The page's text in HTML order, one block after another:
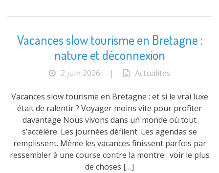
Vacances slow tourisme en Bretagne :
nature et déconnexion
2 juin 2026 | Actualités
Vacances slow tourisme en Bretagne : et si le vrai luxe
était de ralentir ? Voyager moins vite pour profiter
davantage Nous vivons dans un monde où tout
s’accélère. Les journées défilent. Les agendas se
remplissent. Même les vacances finissent parfois par
ressembler à une course contre la montre : voir le plus
de choses […]